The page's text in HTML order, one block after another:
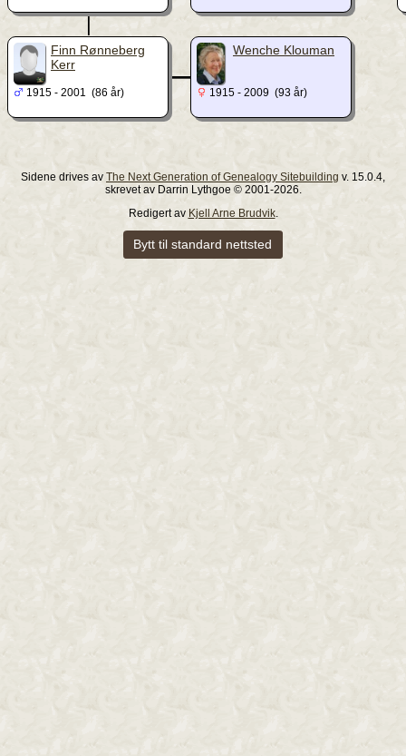
|
Finn Rønneberg
Kerr
1915 - 2001 (86 år)
_ Wenche Klouman
1915 - 2009 (93 år)
Sidene drives av The Next Generation of Genealogy Sitebuilding v. 15.0.4,
skrevet av Darrin Lythgoe © 2001-2026.
Redigert av Kjell Arne Brudvik.
Bytt til standard nettsted